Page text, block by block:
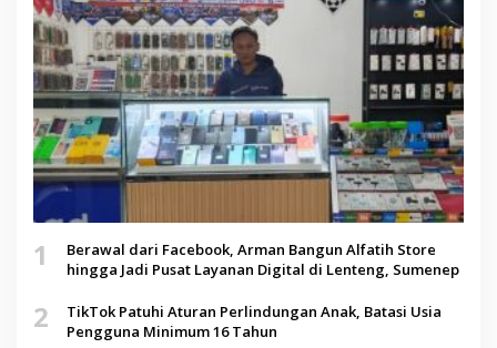
1
Berawal dari Facebook, Arman Bangun Alfatih Store
hingga Jadi Pusat Layanan Digital di Lenteng, Sumenep
2
TikTok Patuhi Aturan Perlindungan Anak, Batasi Usia
Pengguna Minimum 16 Tahun